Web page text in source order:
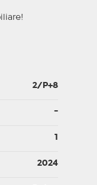
2/P+8
-
2024